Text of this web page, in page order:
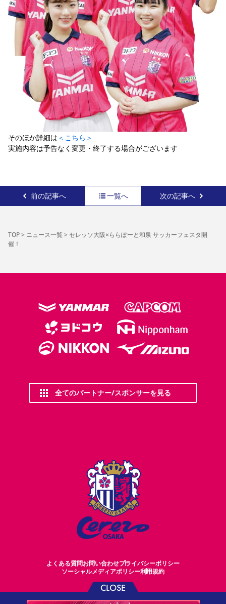
CLOSE
そのほか詳細は ＜こちら＞
実施内容は予告なく変更・終了する場合がございます
前の記事へ 一覧へ 次の記事へ
TOP> ニュース一覧> セレッソ大阪×ららぽーと和泉 サッカーフェスタ開
催！
全てのパートナー/スポンサーを見る
よくある質問お問い合わせプライバシーポリシー
ソーシャルメディアポリシー利用規約